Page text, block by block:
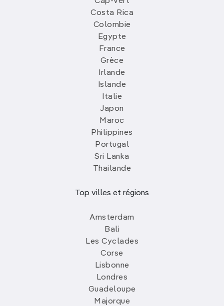
Costa Rica
Colombie
Egypte
France
Grèce
Irlande
Islande
Italie
Japon
Maroc
Philippines
Portugal
Sri Lanka
Thailande
Top villes et régions
Amsterdam
Bali
Les Cyclades
Corse
Lisbonne
Londres
Guadeloupe
Majorque